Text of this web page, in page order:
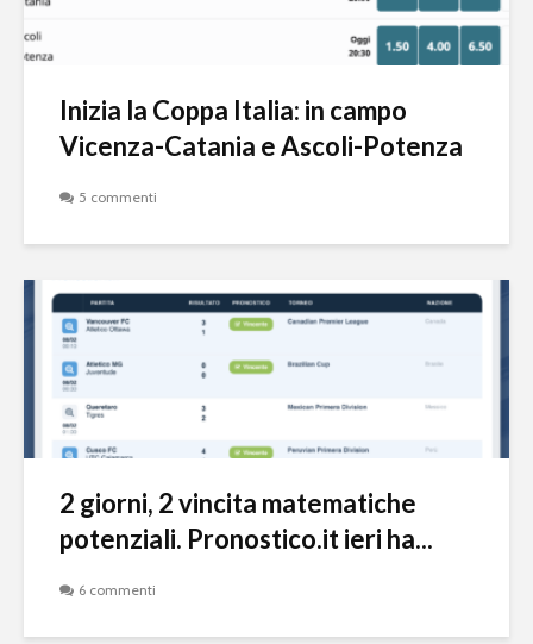
Inizia la Coppa Italia: in campo
Vicenza-Catania e Ascoli-Potenza
5 commenti
2 giorni, 2 vincita matematiche
potenziali. Pronostico.it ieri ha...
6 commenti